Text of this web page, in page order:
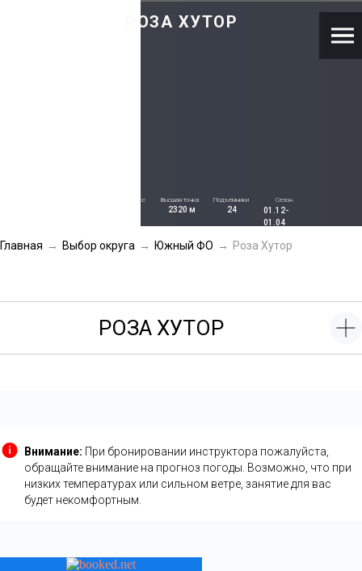
РОЗА ХУТОР
Число трасс Высшая точка
2320 м
Подъемники
24
Сезон
01.12-
01.04
Главная → Выбор округа → Южный ФО → Роза Хутор
РОЗА ХУТОР
Внимание: При бронировании инструктора пожалуйста,
обращайте внимание на прогноз погоды. Возможно, что при
низких температурах или сильном ветре, занятие для вас
будет некомфортным.